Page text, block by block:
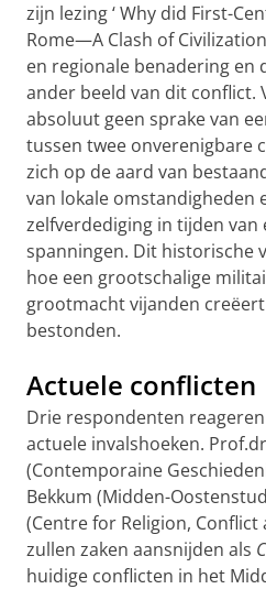
zijn lezing ‘Why did First-
Rome—A Clash of
en regionale benadering en
ander beeld van dit conflict.
absoluut geen sprake van
tussen twee onverenigbare
zich op de aard van
van lokale omstandigheden
zelfverdediging in tijden
spanningen. Dit historische
hoe een grootschalige
grootmacht vijanden
bestonden.
Actuele conflicten
Drie respondenten
actuele invalshoeken.
(Contemporaine
Bekkum (Midden-
(Centre for Religion,
zullen zaken aansnijden als
huidige conflicten in het